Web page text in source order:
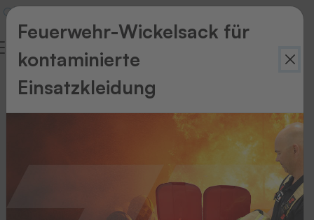
Zurück
Feuerwehr-Wickelsack für
kontaminierte
Einsatzkleidung